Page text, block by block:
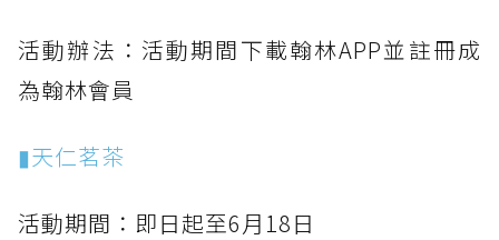
活動辦法：活動期間下載翰林APP並註冊成
為翰林會員
▮天仁茗茶
活動期間：即日起至6月18日